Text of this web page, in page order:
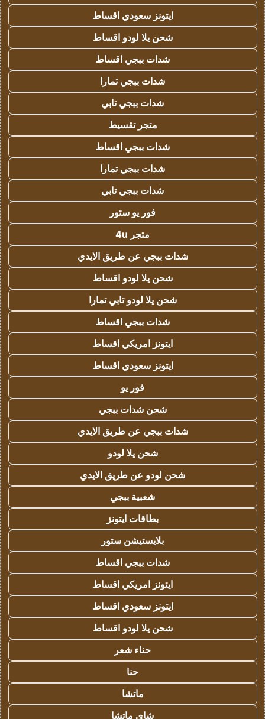
ايتونز سعودي اقساط
شحن يلا لودو اقساط
شدات ببجي اقساط
شدات ببجي تمارا
شدات ببجي تابي
متجر تقسيط
شدات ببجي اقساط
شدات ببجي تمارا
شدات ببجي تابي
فور يو ستور
متجر 4u
شدات ببجي عن طريق الايدي
شحن يلا لودو اقساط
شحن يلا لودو تابي تمارا
شدات ببجي اقساط
ايتونز امريكي اقساط
ايتونز سعودي اقساط
فور يو
شحن شدات ببجي
شدات ببجي عن طريق الايدي
شحن يلا لودو
شحن لودو عن طريق الايدي
شعبية ببجي
بطاقات ايتونز
بلايستيشن ستور
شدات ببجي اقساط
ايتونز امريكي اقساط
ايتونز سعودي اقساط
شحن يلا لودو اقساط
حناء شعر
حنا
ماتشا
شاي ماتشا